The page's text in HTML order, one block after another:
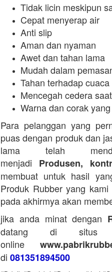
Tidak licin meskipun
Cepat menyerap air
Anti slip
Aman dan nyaman
Awet dan tahan lama
Mudah dalam
Tahan terhadap cuaca
Mencegah cedera
Warna dan corak
Para pelanggan yang
puas dengan produk dan
lama telah
menjadi Produsen,
membuat untuk hasil
Produk Rubber yang
pada akhirmya akan
jika anda minat dengan
datang di situs
online
di 081351894500